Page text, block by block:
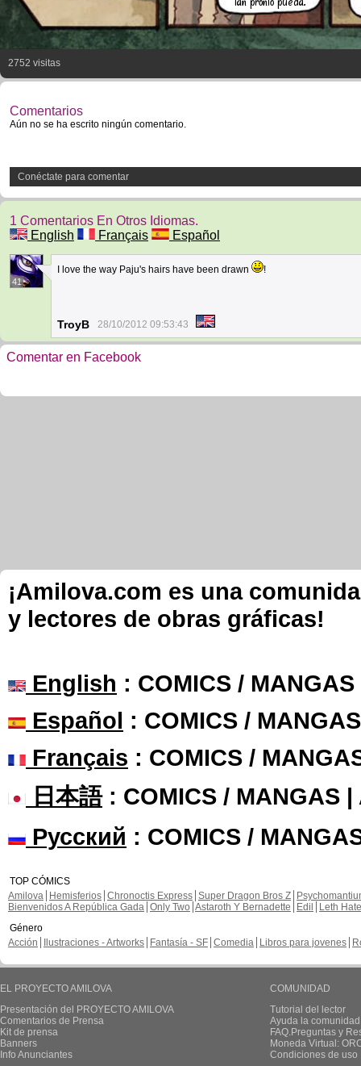
2752 visitas
Comentarios
Aún no se ha escrito ningún comentario.
Conéctate para comentar
1 Comentarios En Otros Idiomas.
English
Français Español
41
I love the way Paju's hairs have been drawn !
TroyB 28/10/2012 09:53:43
Comentar en Facebook
¡Amilova.com es una
y lectores de obras gráficas!
English : COMICS /
Español : COMICS /
Français : COMICS /
日本語: COMICS / MANGAS |
Русский : COMICS /
TOP CÓMICS
Amilova
Hemisferios Chronoctis Express Super Dragon Bros Z
Bienvenidos A República Gada Only Two Astaroth Y Bernadette Edil
Leth Hate
Género
Acción
Ilustraciones - Artworks Fantasía - SF Comedia Libros para jovenes
EL PROYECTO AMILOVA
Presentación del PROYECTO AMILOVA
Comentarios de Prensa
Kit de prensa
Banners
Info Anunciantes
COMUNIDAD
Tutorial del lector
Ayuda la
FAQ.Preguntas y
Moneda Virtual:
Condiciones de uso